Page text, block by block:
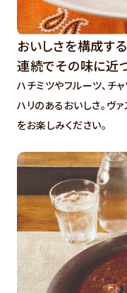
おいしさを構成す
連続でその味に近
ハチミツやフルーツ、チ
ハリのあるおいしさ。ヴ
をお楽しみください。